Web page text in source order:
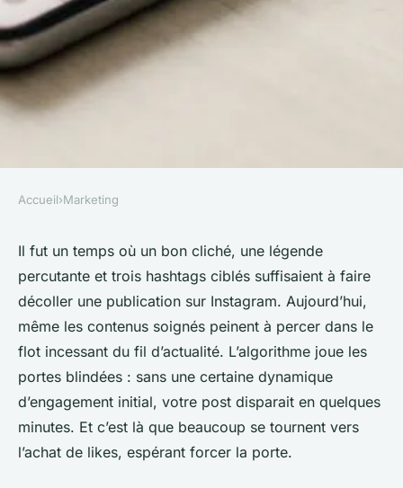
Top conseils pour éviter les
erreurs en achetant des likes
Instagram
Rémy•19/05/2026 14:08•12 min de lecture
Accueil›Marketing
Il fut un temps où un bon cliché, une légende
percutante et trois hashtags ciblés suffisaient à faire
décoller une publication sur Instagram. Aujourd’hui,
même les contenus soignés peinent à percer dans le
flot incessant du fil d’actualité. L’algorithme joue les
portes blindées : sans une certaine dynamique
d’engagement initial, votre post disparait en quelques
minutes. Et c’est là que beaucoup se tournent vers
l’achat de likes, espérant forcer la porte.